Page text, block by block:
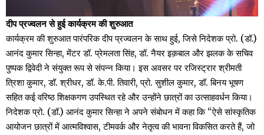
दीप प्रज्वलन से हुई कार्यक्रम की शुरुआत
कार्यक्रम की शुरुआत पारंपरिक दीप प्रज्वलन के साथ हुई, जिसे निदेशक प्रो. (डॉ.)
आनंद कुमार सिन्हा, मेंटर डॉ. प्रेमलता सिंह, डॉ. नैयर इक़बाल और झलक के सचिव
पुष्पक द्विवेदी ने संयुक्त रूप से संपन्न किया। इस अवसर पर रजिस्ट्रार श्रीमती
त्रिशा कुमार, डॉ. श्रीधर, डॉ. के.पी. तिवारी, प्रो. सुशील कुमार, डॉ. बिनय भूषण
सहित कई वरिष्ठ शिक्षकगण उपस्थित रहे और उन्होंने छात्रों का उत्साहवर्धन किया।
निदेशक प्रो. (डॉ.) आनंद कुमार सिन्हा ने अपने संबोधन में कहा कि “ऐसे सांस्कृतिक
आयोजन छात्रों में आत्मविश्वास, टीमवर्क और नेतृत्व की भावना विकसित करते हैं, जो